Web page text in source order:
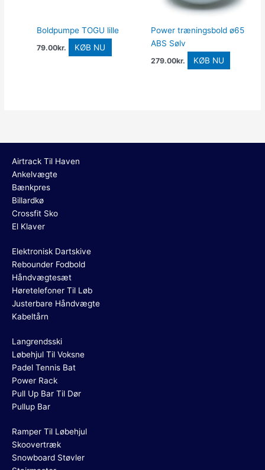
Boldpumpe TOGU lille
79.00kr. KØB NU
Power træningsbold ø65
ABS Sølv
279.00kr. KØB NU
Airtrack Til Haven
Ankelvægte
Bænkpres
Billardkø
Crossfit Sko
El Klaver
Elektronisk Dartskive
Rebounder Fodbold
Håndvægtesæt
Høretelefoner Til Løb
Justerbare Håndvægte
Kabeltårn
Langrendsski
Løbehjul Til Voksne
Padel Tennis Bat
Power Rack
Pull Up Bar Til Dør
Pullup Bar
Ramper Til Løbehjul
Skoovertræk
Snowboard Støvler